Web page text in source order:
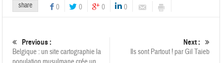
share 0 0 0 0
Previous :
Belgique : un site cartographie la
Next :
Ils sont Partout ! par Gil Taieb